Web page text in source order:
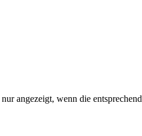
angezeigt, wenn die